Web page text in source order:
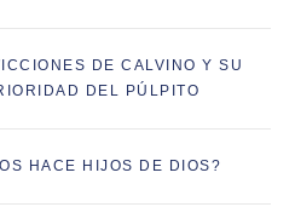
DE CALVINO Y SU
DEL PÚLPITO
HACE HIJOS DE DIOS?